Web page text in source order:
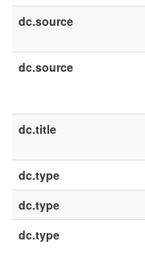
dc.source
dc.source
dc.title
dc.type
dc.type
dc.type